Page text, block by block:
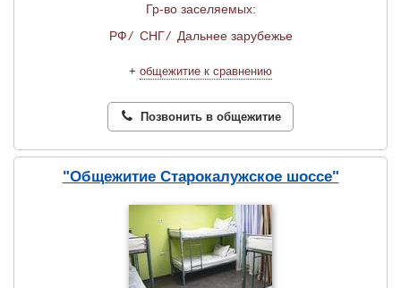
Гр-во заселяемых:
РФ/ СНГ/ Дальнее зарубежье
+ общежитие к сравнению
Позвонить в общежитие
"Общежитие Старокалужское шоссе"